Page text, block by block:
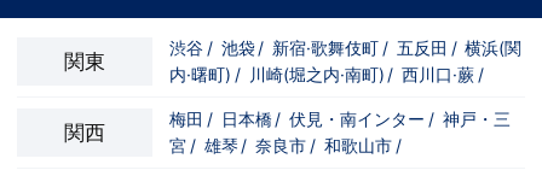
関東
渋谷 / 池袋 / 新宿·歌舞伎町 / 五反田 / 横浜(関
内·曙町) / 川崎(堀之内·南町) / 西川口·蕨 /
関西
梅田 / 日本橋 / 伏見・南インター / 神戸・三
宮 / 雄琴 / 奈良市 / 和歌山市 /